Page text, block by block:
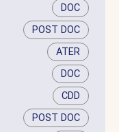
DOC
POST DOC
ATER
DOC
CDD
POST DOC